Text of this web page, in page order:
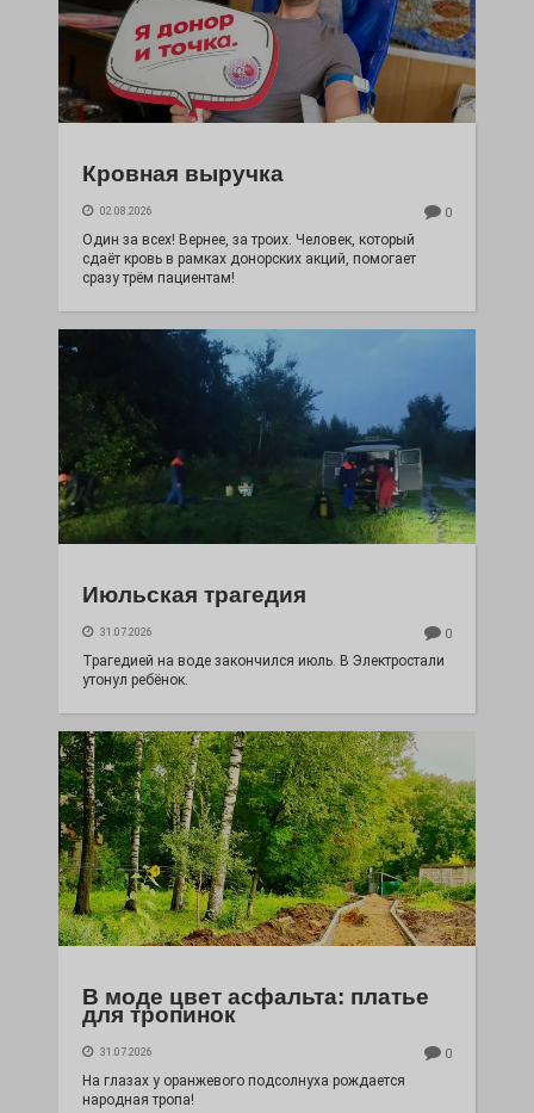
Кровная выручка
02.08.2026 0
Один за всех! Вернее, за троих. Человек, который
сдаёт кровь в рамках донорских акций, помогает
сразу трём пациентам!
Июльская трагедия
31.07.2026 0
Трагедией на воде закончился июль. В Электростали
утонул ребёнок.
В моде цвет асфальта: платье
для тропинок
31.07.2026 0
На глазах у оранжевого подсолнуха рождается
народная тропа!